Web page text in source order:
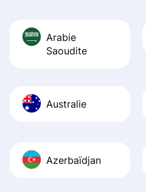
Arabie
Saoudite
Australie
Azerbaïdjan